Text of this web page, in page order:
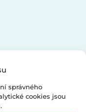
správného
cookies jsou